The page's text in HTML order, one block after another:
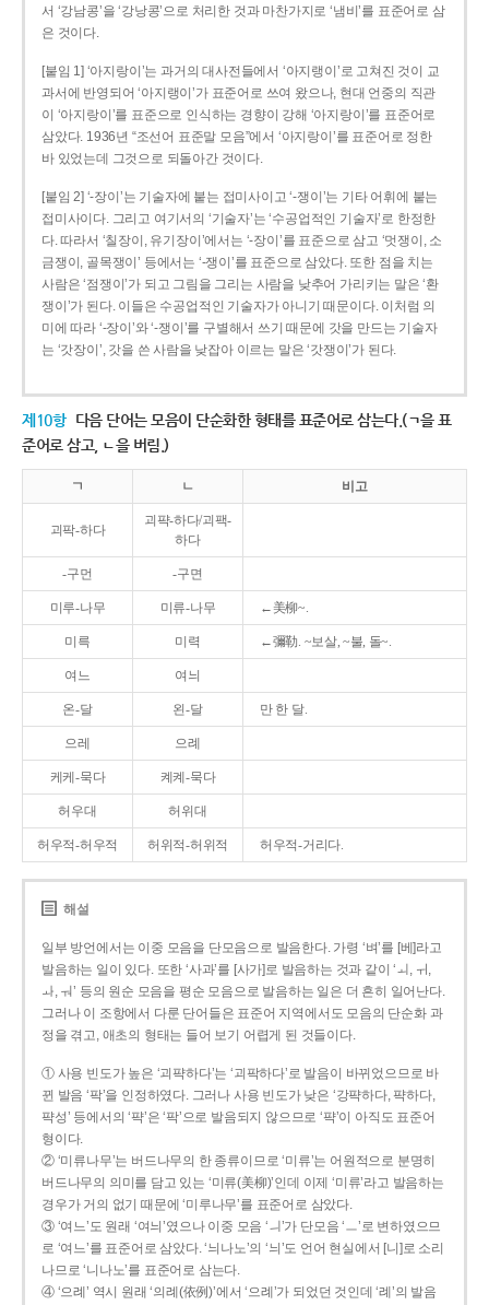
서 ‘강남콩’을 ‘강낭콩’으로 처리한 것과 마찬가지로 ‘냄비’를 표준어로 삼
은 것이다.
[붙임 1] ‘아지랑이’는 과거의 대사전들에서 ‘아지랭이’로 고쳐진 것이 교
과서에 반영되어 ‘아지랭이’가 표준어로 쓰여 왔으나, 현대 언중의 직관
이 ‘아지랑이’를 표준으로 인식하는 경향이 강해 ‘아지랑이’를 표준어로
삼았다. 1936년 “조선어 표준말 모음”에서 ‘아지랑이’를 표준어로 정한
바 있었는데 그것으로 되돌아간 것이다.
[붙임 2] ‘-장이’는 기술자에 붙는 접미사이고 ‘-쟁이’는 기타 어휘에 붙는
접미사이다. 그리고 여기서의 ‘기술자’는 ‘수공업적인 기술자’로 한정한
다. 따라서 ‘칠장이, 유기장이’에서는 ‘-장이’를 표준으로 삼고 ‘멋쟁이, 소
금쟁이, 골목쟁이’ 등에서는 ‘-쟁이’를 표준으로 삼았다. 또한 점을 치는
사람은 ‘점쟁이’가 되고 그림을 그리는 사람을 낮추어 가리키는 말은 ‘환
쟁이’가 된다. 이들은 수공업적인 기술자가 아니기 때문이다. 이처럼 의
미에 따라 ‘-장이’와 ‘-쟁이’를 구별해서 쓰기 때문에 갓을 만드는 기술자
는 ‘갓장이’, 갓을 쓴 사람을 낮잡아 이르는 말은 ‘갓쟁이’가 된다.
제10항 다음 단어는 모음이 단순화한 형태를 표준어로 삼는다.(ㄱ을 표
준어로 삼고, ㄴ을 버림.)
ㄱ ㄴ 비고
괴팍-하다
괴퍅-하다/괴팩-
하다
-구먼 -구면
미루-나무 미류-나무 ←美柳~.
미륵 미력 ←彌勒. ~보살, ~불, 돌~.
여느 여늬
온-달 왼-달 만 한 달.
으레 으례
케케-묵다 켸켸-묵다
허우대 허위대
허우적-허우적 허위적-허위적 허우적-거리다.
해설
일부 방언에서는 이중 모음을 단모음으로 발음한다. 가령 ‘벼’를 [베]라고
발음하는 일이 있다. 또한 ‘사과’를 [사가]로 발음하는 것과 같이 ‘ㅚ, ㅟ,
ㅘ, ㅝ’ 등의 원순 모음을 평순 모음으로 발음하는 일은 더 흔히 일어난다.
그러나 이 조항에서 다룬 단어들은 표준어 지역에서도 모음의 단순화 과
정을 겪고, 애초의 형태는 들어 보기 어렵게 된 것들이다.
① 사용 빈도가 높은 ‘괴퍅하다’는 ‘괴팍하다’로 발음이 바뀌었으므로 바
뀐 발음 ‘팍’을 인정하였다. 그러나 사용 빈도가 낮은 ‘강퍅하다, 퍅하다,
퍅성’ 등에서의 ‘퍅’은 ‘팍’으로 발음되지 않으므로 ‘퍅’이 아직도 표준어
형이다.
② ‘미류나무’는 버드나무의 한 종류이므로 ‘미류’는 어원적으로 분명히
버드나무의 의미를 담고 있는 ‘미류(美柳)’인데 이제 ‘미류’라고 발음하는
경우가 거의 없기 때문에 ‘미루나무’를 표준어로 삼았다.
③ ‘여느’도 원래 ‘여늬’였으나 이중 모음 ‘ㅢ’가 단모음 ‘ㅡ’로 변하였으므
로 ‘여느’를 표준어로 삼았다. ‘늬나노’의 ‘늬’도 언어 현실에서 [니]로 소리
나므로 ‘니나노’를 표준어로 삼는다.
④ ‘으례’ 역시 원래 ‘의례(依例)’에서 ‘으례’가 되었던 것인데 ‘례’의 발음